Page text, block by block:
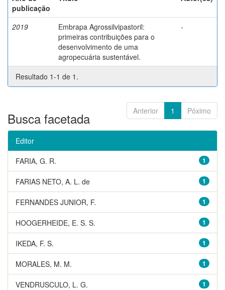
publicação
2019
Embrapa Agrossilvipastoril:
primeiras contribuições para o
desenvolvimento de uma
agropecuária sustentável.
-
Resultado 1-1 de 1.
Anterior 1 Póximo
Busca facetada
Editor
1
FARIA, G. R.
1
FARIAS NETO, A. L. de
1
FERNANDES JUNIOR, F.
1
HOOGERHEIDE, E. S. S.
1
IKEDA, F. S.
1
MORALES, M. M.
1
VENDRUSCULO, L. G.